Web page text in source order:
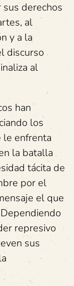
sus derechos
al
y a la
discurso
al
han
los
le enfrenta
la batalla
tácita de
por el
el que
represivo
sus